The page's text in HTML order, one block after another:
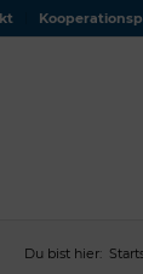
Du bist hier: